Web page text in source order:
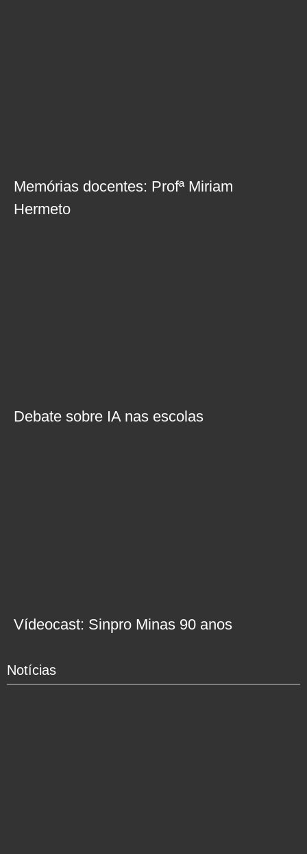
Memórias docentes: Profª Miriam
Hermeto
Debate sobre IA nas escolas
Vídeocast: Sinpro Minas 90 anos
Notícias